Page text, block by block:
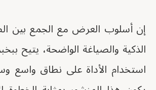
إن أسلوب العرض مع الجمع بين
الذكية والصياغة الواضحة، يتيح
استخدام الأداة على نطاق واسع